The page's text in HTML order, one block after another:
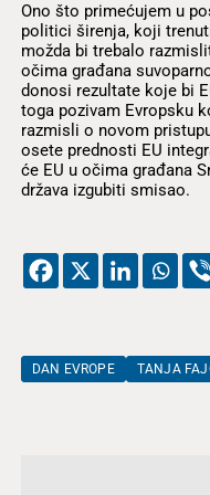
Ono što primećujem u
politici širenja, koji
možda bi trebalo
očima građana
donosi rezultate koje bi
toga pozivam Evropsku
razmisli o novom
osete prednosti EU
će EU u očima građana
država izgubiti smisao.
DAN EVROPE TANJA